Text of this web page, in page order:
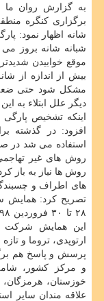
به گزارش روان ما
برگزاری كنگره
شانه اظهار نمود:
شبانه شانه بروز می
موقع خوابیدن
بیش از اندازه از
مشكل شود حتی
دیگر علل ابتلاء به
اینكه تشخیص
افزود: در گذشته
استفاده می شد در
روش های غیر
روش ها نیاز به باز
های اطراف و
تصریح كرد: همایش
ارتوپدی، تروما و
پرسش و پاسخ هم
و مركز كشور،
خوزستان،
علاقه مندان سایر